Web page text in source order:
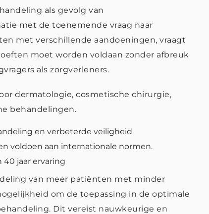
als gevolg van
met de toenemende vraag naar
met verschillende aandoeningen, vraagt
moet worden voldaan zonder afbreuk
als zorgverleners.
dermatologie, cosmetische chirurgie,
behandelingen.
en verbeterde veiligheid
voldoen aan internationale normen.
jaar ervaring
van meer patiënten met minder
om de toepassing in de optimale
Dit vereist nauwkeurige en